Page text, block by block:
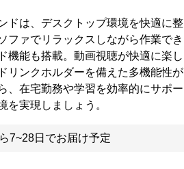
ドは、デスクトップ環境を快適に整
ファでリラックスしながら作業でき
機能も搭載。動画視聴が快適に楽し
リンクホルダーを備えた多機能性が
、在宅勤務や学習を効率的にサポー
を実現しましょう。
7~28日でお届け予定